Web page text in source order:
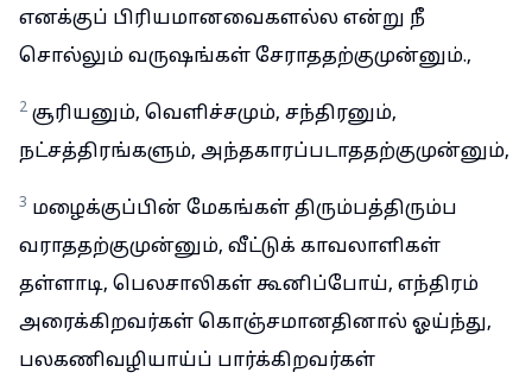
எனக்குப் பிரியமானவைகளல்ல என்று நீ
சொல்லும் வருஷங்கள் சேராததற்குமுன்னும்.,
2 சூரியனும், வெளிச்சமும், சந்திரனும்,
நட்சத்திரங்களும், அந்தகாரப்படாததற்குமுன்னும்,
3 மழைக்குப்பின் மேகங்கள் திரும்பத்திரும்ப
வராததற்குமுன்னும், வீட்டுக் காவலாளிகள்
தள்ளாடி, பெலசாலிகள் கூனிப்போய், எந்திரம்
அரைக்கிறவர்கள் கொஞ்சமானதினால் ஓய்ந்து,
பலகணிவழியாய்ப் பார்க்கிறவர்கள்